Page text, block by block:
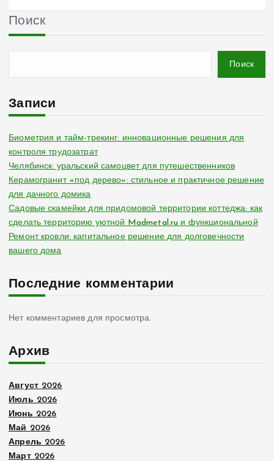
Поиск
Поиск
Записи
Биометрия и тайм-трекинг: инновационные решения для
контроля трудозатрат
Челябинск: уральский самоцвет для путешественников
Керамогранит «под дерево»: стильное и практичное решение
для дачного домика
Садовые скамейки для придомовой территории коттеджа: как
сделать территорию уютной Madmetal.ru и функциональной
Ремонт кровли: капитальное решение для долговечности
вашего дома
Последние комментарии
Нет комментариев для просмотра.
Архив
Август 2026
Июль 2026
Июнь 2026
Май 2026
Апрель 2026
Март 2026